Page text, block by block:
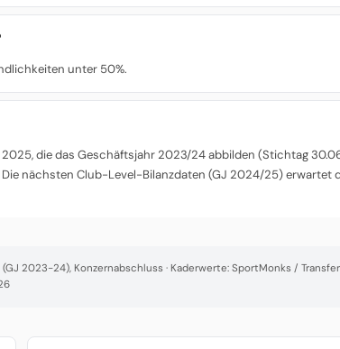
unter 50%.
die das Geschäftsjahr 2023/24 abbilden (Stichtag
nächsten Club-Level-Bilanzdaten (GJ 2024/25) erwartet
2023-24), Konzernabschluss · Kaderwerte: SportMonks /